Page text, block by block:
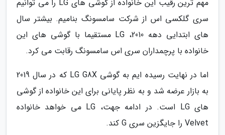
مهم ترین رقیب این خانواده از گوشی های LG را می توانیم
سری گلکسی اس از شرکت سامسونگ بنامیم. بیشتر سال
های ابتدایی دهه 2010، LG مستقیما با گوشی های این
خانواده با پرچمداران سری اس سامسونگ رقابت می کرد.
اما در نهایت رسیده ایم به گوشی LG G8X که در سال 2019
به بازار عرضه شد و به نظر پایانی برای این خانواده از گوشی
های LG است. در ادامه جهت، LG می خواهد خانواده
Velvet را جایگزین سری G کند.